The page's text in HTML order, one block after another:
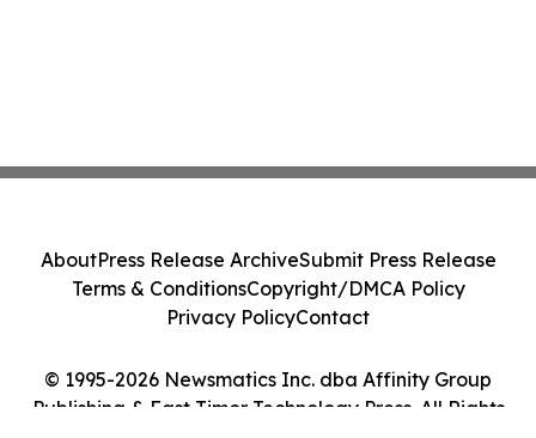
© 1995-2026 Newsmatics Inc. dba Affinity Group
Publishing & East Timor Technology Press. All Rights
AboutPress Release ArchiveSubmit Press Release
Terms & ConditionsCopyright/DMCA Policy
Privacy PolicyContact